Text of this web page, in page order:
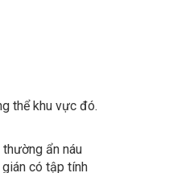
thể khu vực đó.
ẩn náu
có tập tính